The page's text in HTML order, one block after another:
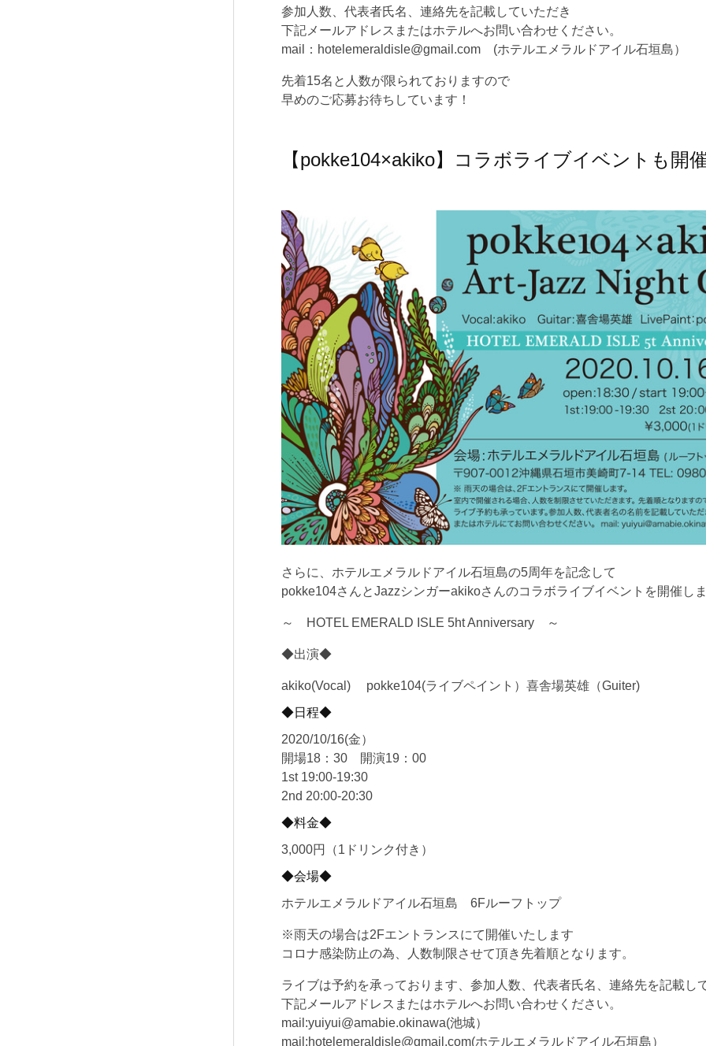
参加人数、代表者氏名、連絡先を記載していただき
下記メールアドレスまたはホテルへお問い合わせください。
mail：hotelemeraldisle@gmail.com (ホテルエメラルドアイル石垣島）
先着15名と人数が限られておりますので
早めのご応募お待ちしています！
【pokke104×akiko】コラボライブイベントも開
さらに、ホテルエメラルドアイル石垣島の5周年を記念して
pokke104さんとJazzシンガーakikoさんのコラボライブイベントを開催し
～ HOTEL EMERALD ISLE 5ht Anniversary ～
◆出演◆
akiko(Vocal) pokke104(ライブペイント）喜舎場英雄（Guiter)
◆日程◆
2020/10/16(金）
開場18：30 開演19：00
1st 19:00-19:30
2nd 20:00-20:30
◆料金◆
3,000円（1ドリンク付き）
◆会場◆
ホテルエメラルドアイル石垣島 6Fルーフトップ
※雨天の場合は2Fエントランスにて開催いたします
コロナ感染防止の為、人数制限させて頂き先着順となります。
ライブは予約を承っております、参加人数、代表者氏名、連絡先を記載し
下記メールアドレスまたはホテルへお問い合わせください。
mail:yuiyui@amabie.okinawa(池城）
mail:hotelemeraldisle@gmail.com(ホテルエメラルドアイル石垣島）